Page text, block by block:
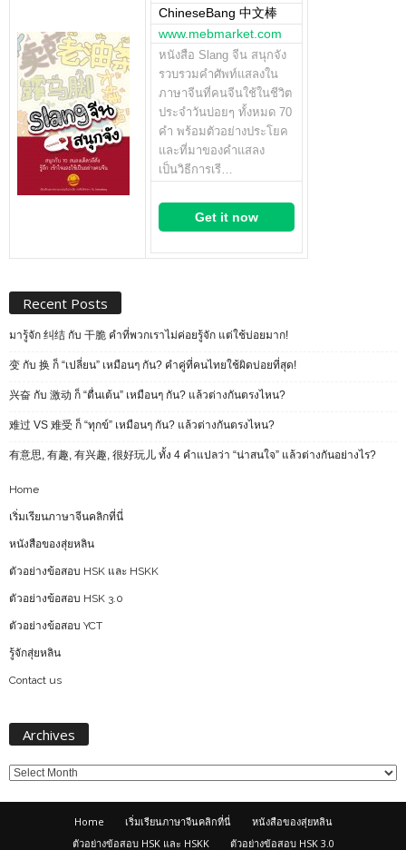
ChineseBang 中文棒
www.mebmarket.com
หนังสือ Slang จีน สนุกจัง
รวบรวมคำศัพท์แสลงใน
ภาษาจีนที่คนจีนใช้ในชีวิต
ประจำวันบ่อยๆ ทั้งหมด 70
คำ พร้อมตัวอย่างประโยค
และที่มาของคำแสลง
เป็นวิธีการเรี…
Get it now
Recent Posts
มารู้จัก 纠结 กับ 干脆 คำที่พวกเราไม่ค่อยรู้จัก แต่ใช้บ่อยมาก!
变 กับ 换 ก็ “เปลี่ยน” เหมือนๆ กัน? คำคู่ที่คนไทยใช้ผิดบ่อยที่สุด!
兴奋 กับ 激动 ก็ “ตื่นเต้น” เหมือนๆ กัน? แล้วต่างกันตรงไหน?
难过 VS 难受 ก็ “ทุกข์” เหมือนๆ กัน? แล้วต่างกันตรงไหน?
有意思, 有趣, 有兴趣, 很好玩儿 ทั้ง 4 คำแปลว่า “น่าสนใจ” แล้วต่างกันอย่างไร?
Home
เริ่มเรียนภาษาจีนคลิกที่นี่
หนังสือของสุ่ยหลิน
ตัวอย่างข้อสอบ HSK และ HSKK
ตัวอย่างข้อสอบ HSK 3.0
ตัวอย่างข้อสอบ YCT
รู้จักสุ่ยหลิน
Contact us
Archives
Home เริ่มเรียนภาษาจีนคลิกที่นี่
หนังสือของสุ่ยหลิน
ตัวอย่างข้อสอบ HSK และ HSKK
ตัวอย่างข้อสอบ HSK 3.0